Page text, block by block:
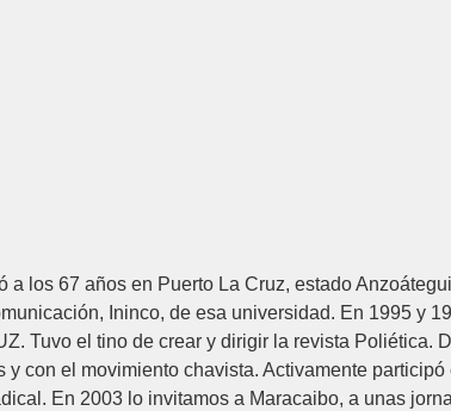
los 67 años en Puerto La Cruz, estado
Ininco, de esa universidad. En 1995 y
Tuvo el tino de crear y dirigir la revista Poliética.
con el movimiento chavista. Activamente participó
En 2003 lo invitamos a Maracaibo, a unas